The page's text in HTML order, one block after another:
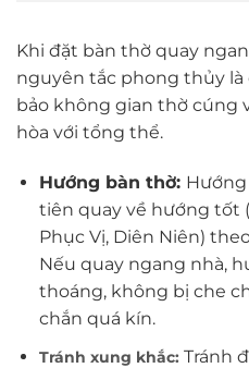
Khi đặt bàn thờ quay
nguyên tắc phong thủy
bảo không gian thờ cúng
hòa với tổng thể.
Hướng bàn thờ:
tiên quay về hướng tốt
Phục Vị, Diên Niên)
Nếu quay ngang nhà,
thoáng, không bị che
chắn quá kín.
Tránh xung khắc: Tránh